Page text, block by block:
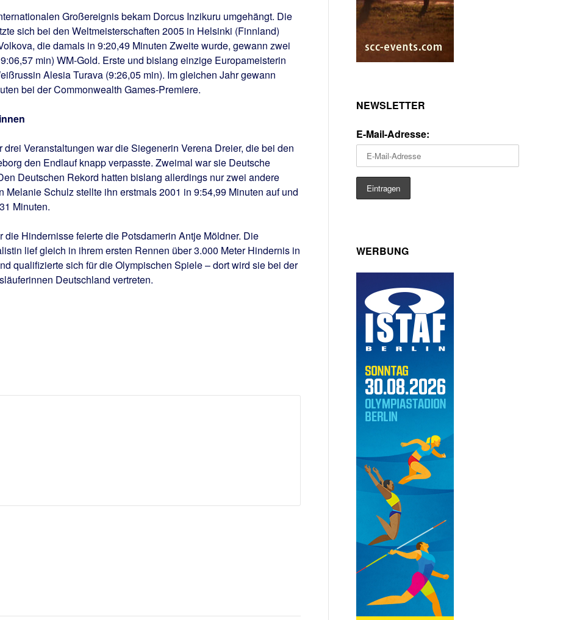
Großereignis bekam Dorcus Inzikuru umgehängt. Die
sich bei den Weltmeisterschaften 2005 in Helsinki (Finnland)
die damals in 9:20,49 Minuten Zweite wurde, gewann zwei
min) WM-Gold. Erste und bislang einzige Europameisterin
Alesia Turava (9:26,05 min). Im gleichen Jahr gewann
bei der Commonwealth Games-Premiere.
Veranstaltungen war die Siegenerin Verena Dreier, die bei den
den Endlauf knapp verpasste. Zweimal war sie Deutsche
Deutschen Rekord hatten bislang allerdings nur zwei andere
Melanie Schulz stellte ihn erstmals 2001 in 9:54,99 Minuten auf und
Minuten.
Hindernisse feierte die Potsdamerin Antje Möldner. Die
lief gleich in ihrem ersten Rennen über 3.000 Meter Hindernis in
qualifizierte sich für die Olympischen Spiele – dort wird sie bei der
Deutschland vertreten.
NEWSLETTER
E-Mail-Adresse:
WERBUNG